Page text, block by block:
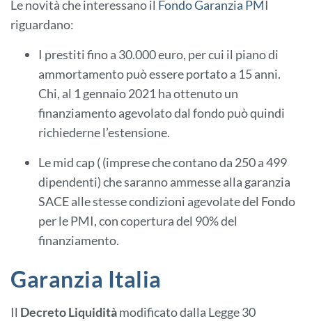
Le novità che interessano il FondoGaranzia PMI
riguardano:
I prestiti fino a 30.000 euro, per cui il piano di
ammortamento può essere portato a 15 anni.
Chi, al 1 gennaio 2021 ha ottenuto un
finanziamento agevolato dal fondo può quindi
richiederne l’estensione.
Le mid cap ( (imprese che contano da 250 a 499
dipendenti) che saranno ammesse alla garanzia
SACE alle stesse condizioni agevolate del Fondo
per le PMI, con copertura del 90% del
finanziamento.
Garanzia Italia
Il Decreto Liquiditàmodificato dalla Legge 30